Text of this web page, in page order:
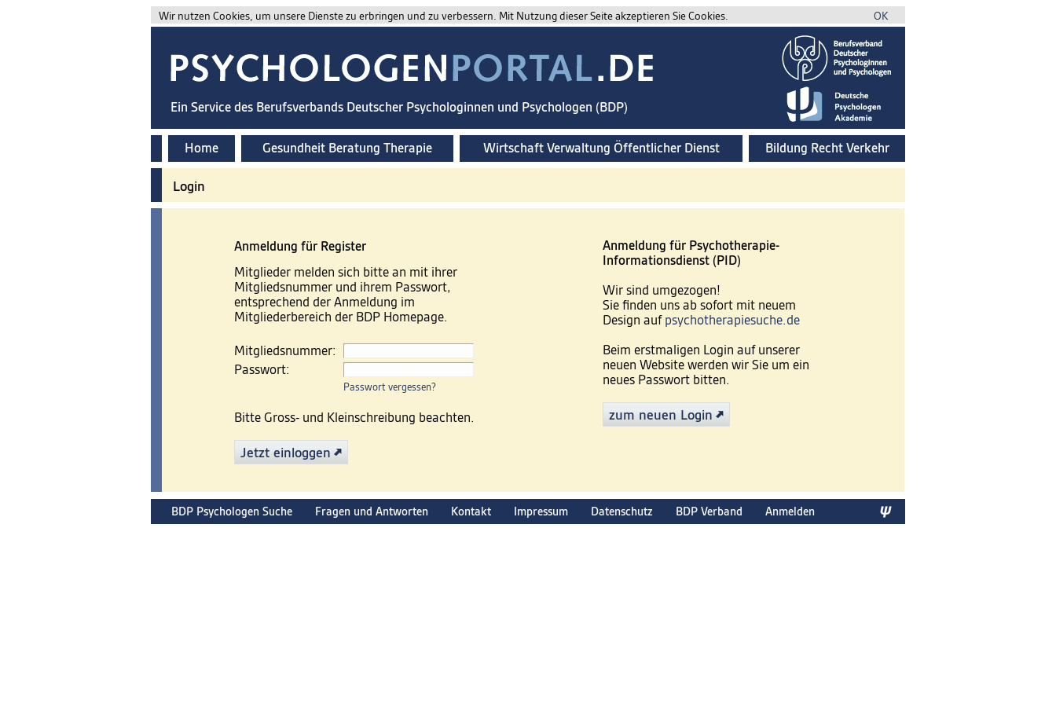
Wir nutzen Cookies, um unsere Dienste zu erbringen und zu verbessern. Mit Nutzung dieser Seite akzeptieren Sie Cookies. OK
Ein Service des Berufsverbands Deutscher Psychologinnen und Psychologen (BDP)
Home Gesundheit Beratung Therapie Wirtschaft Verwaltung Öffentlicher Dienst Bildung Recht Verkehr
Login
Anmeldung für Register
Mitglieder melden sich bitte an mit ihrer
Mitgliedsnummer und ihrem Passwort,
entsprechend der Anmeldung im
Mitgliederbereich der BDP Homepage.
Mitgliedsnummer:
Passwort:
Passwort vergessen?
Bitte Gross- und Kleinschreibung beachten.
Jetzt einloggen
Anmeldung für Psychotherapie-
Informationsdienst (PID)
Wir sind umgezogen!
Sie finden uns ab sofort mit neuem
Design auf psychotherapiesuche.de
Beim erstmaligen Login auf unserer
neuen Website werden wir Sie um ein
neues Passwort bitten.
zum neuen Login
BDP Psychologen Suche Fragen und Antworten Kontakt Impressum Datenschutz BDP Verband Anmelden